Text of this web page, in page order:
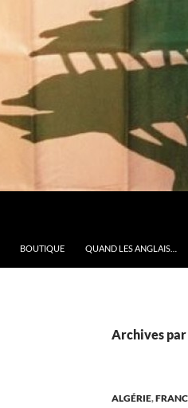
BOUTIQUE QUAND LES ANGLAIS…
Archives par
ALGÉRIE,